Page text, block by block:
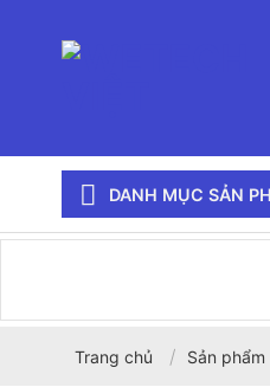
DANH MỤC SẢN
Trang chủ / Sản phẩm